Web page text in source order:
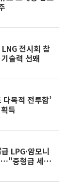
전시회 참
술력 선봬
다목적 전투함’
득
LPG·암모니
…"중형급 세그